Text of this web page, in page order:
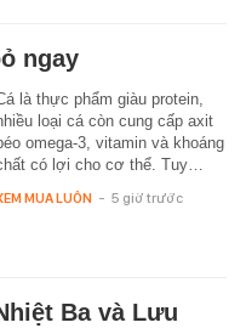
ngay
là thực phẩm giàu protein,
loại cá còn cung cấp axit
omega-3, vitamin và khoáng
có lợi cho cơ thể. Tuy…
MUA LUÔN - 5 giờ trước
Ba và Lưu